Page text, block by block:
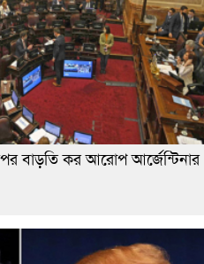
বাড়তি কর আরোপ আর্জেন্টিনার